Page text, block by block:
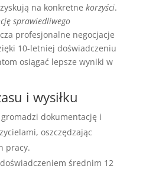
na konkretne korzyści.
sprawiedliwego
profesjonalne negocjacje
10-letniej doświadczeniu
osiągać lepsze wyniki w
i wysiłku
gromadzi dokumentację i
oszczędzając
pracy.
średnim 12